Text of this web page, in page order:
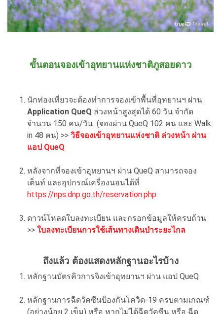
ขั้นตอนจองเข้าอุทยานแห่งชาติภูสอยดาว
นักท่องเที่ยวจะต้องทำการจองเข้าพื้นที่อุทยานฯ ผ่าน
Application QueQ ล่วงหน้าสูงสุดได้ 60 วัน จำกัด
จำนวน 150 คน/วัน (จองผ่าน QueQ 102 คน และ Walk
in 48 คน) >> วิธีจองเข้าอุทยานแห่งชาติ ล่วงหน้า ผ่าน
แอป QueQ
หลังจากที่จองเข้าอุทยานฯ ผ่าน QueQ สามารถจอง
เต็นท์ และอุปกรณ์เครื่องนอนได้ที่
https://nps.dnp.go.th/reservation.php
ดาวน์โหลดใบลงทะเบียน และกรอกข้อมูลให้ครบถ้วน
>> ใบลงทะเบียนการใช้เส้นทางเดินป่าระยะไกล
ถึงแล้ว ต้องแสดงหลักฐานอะไรบ้าง
หลักฐานบัตรคิวการจิงเข้าอุทยานฯ ผ่าน แอป QueQ
หลักฐานการฉีดวัคซีนป้องกันโควิด-19 ครบตามเกณฑ์
(อย่างน้อย 2 เข็ม) หรือ หากไม่ได้ฉีดวัคซีน หรือ ฉีด